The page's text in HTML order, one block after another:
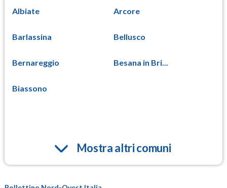
Albiate Arcore
Barlassina Bellusco
Bernareggio Besana in Bri...
Biassono
Mostra altri comuni